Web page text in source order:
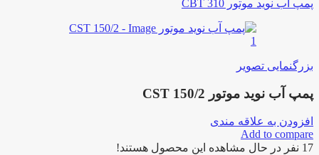
پمپ آب نوید موتور CBT 310
بزرگنمایی تصویر
پمپ آب نوید موتور CST 150/2
افزودن به علاقه مندی
Add to compare
17 نفر در حال مشاهده این محصول هستند!